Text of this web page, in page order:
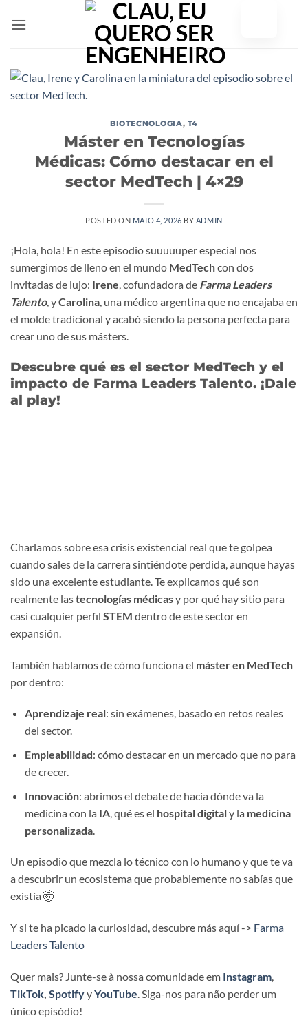
para
BIOTECNOLOGIA, T4
Máster en Tecnologías
Médicas: Cómo destacar en el
sector MedTech | 4×29
POSTED ON MAIO 4, 2026 BY ADMIN
¡Hola, hola! En este episodio suuuuuper especial nos
sumergimos de lleno en el mundo MedTechcon dos
invitadas de lujo: Irene , cofundadora de Farma Leaders
Talento, yCarolina , una médico argentina que no encajaba en
el molde tradicional y acabó siendo la persona perfecta para
crear uno de sus másters.
Descubre qué es el sector MedTech y el
impacto de Farma Leaders Talento. ¡Dale
al play!
Charlamos sobre esa crisis existencial real que te golpea
cuando sales de la carrera sintiéndote perdida, aunque hayas
sido una excelente estudiante. Te explicamos qué son
realmente lastecnologías médicasy por qué hay sitio para
casi cualquier perfil STEM dentro de este sector en
expansión.
También hablamos de cómo funciona el máster en MedTech
por dentro:
Aprendizaje real: sin exámenes, basado en retos reales
del sector.
Empleabilidad: cómo destacar en un mercado que no para
de crecer.
Innovación: abrimos el debate de hacia dónde va la
medicina con la IA, qué es el hospital digitaly la medicina
personalizada.
Un episodio que mezcla lo técnico con lo humano y que te va
a descubrir un ecosistema que probablemente no sabías que
existía 🤯
Y si te ha picado la curiosidad, descubre más aquí -> Farma
Leaders Talento
Quer mais? Junte-se à nossa comunidade em Instagram,
TikTok, SpotifyyYouTube. Siga-nos para não perder um
único episódio!